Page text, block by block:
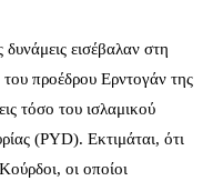
δυνάμεις εισέβαλαν στη
προέδρου Ερντογάν της
τόσο του ισλαμικού
(PYD). Εκτιμάται, ότι
οι οποίοι